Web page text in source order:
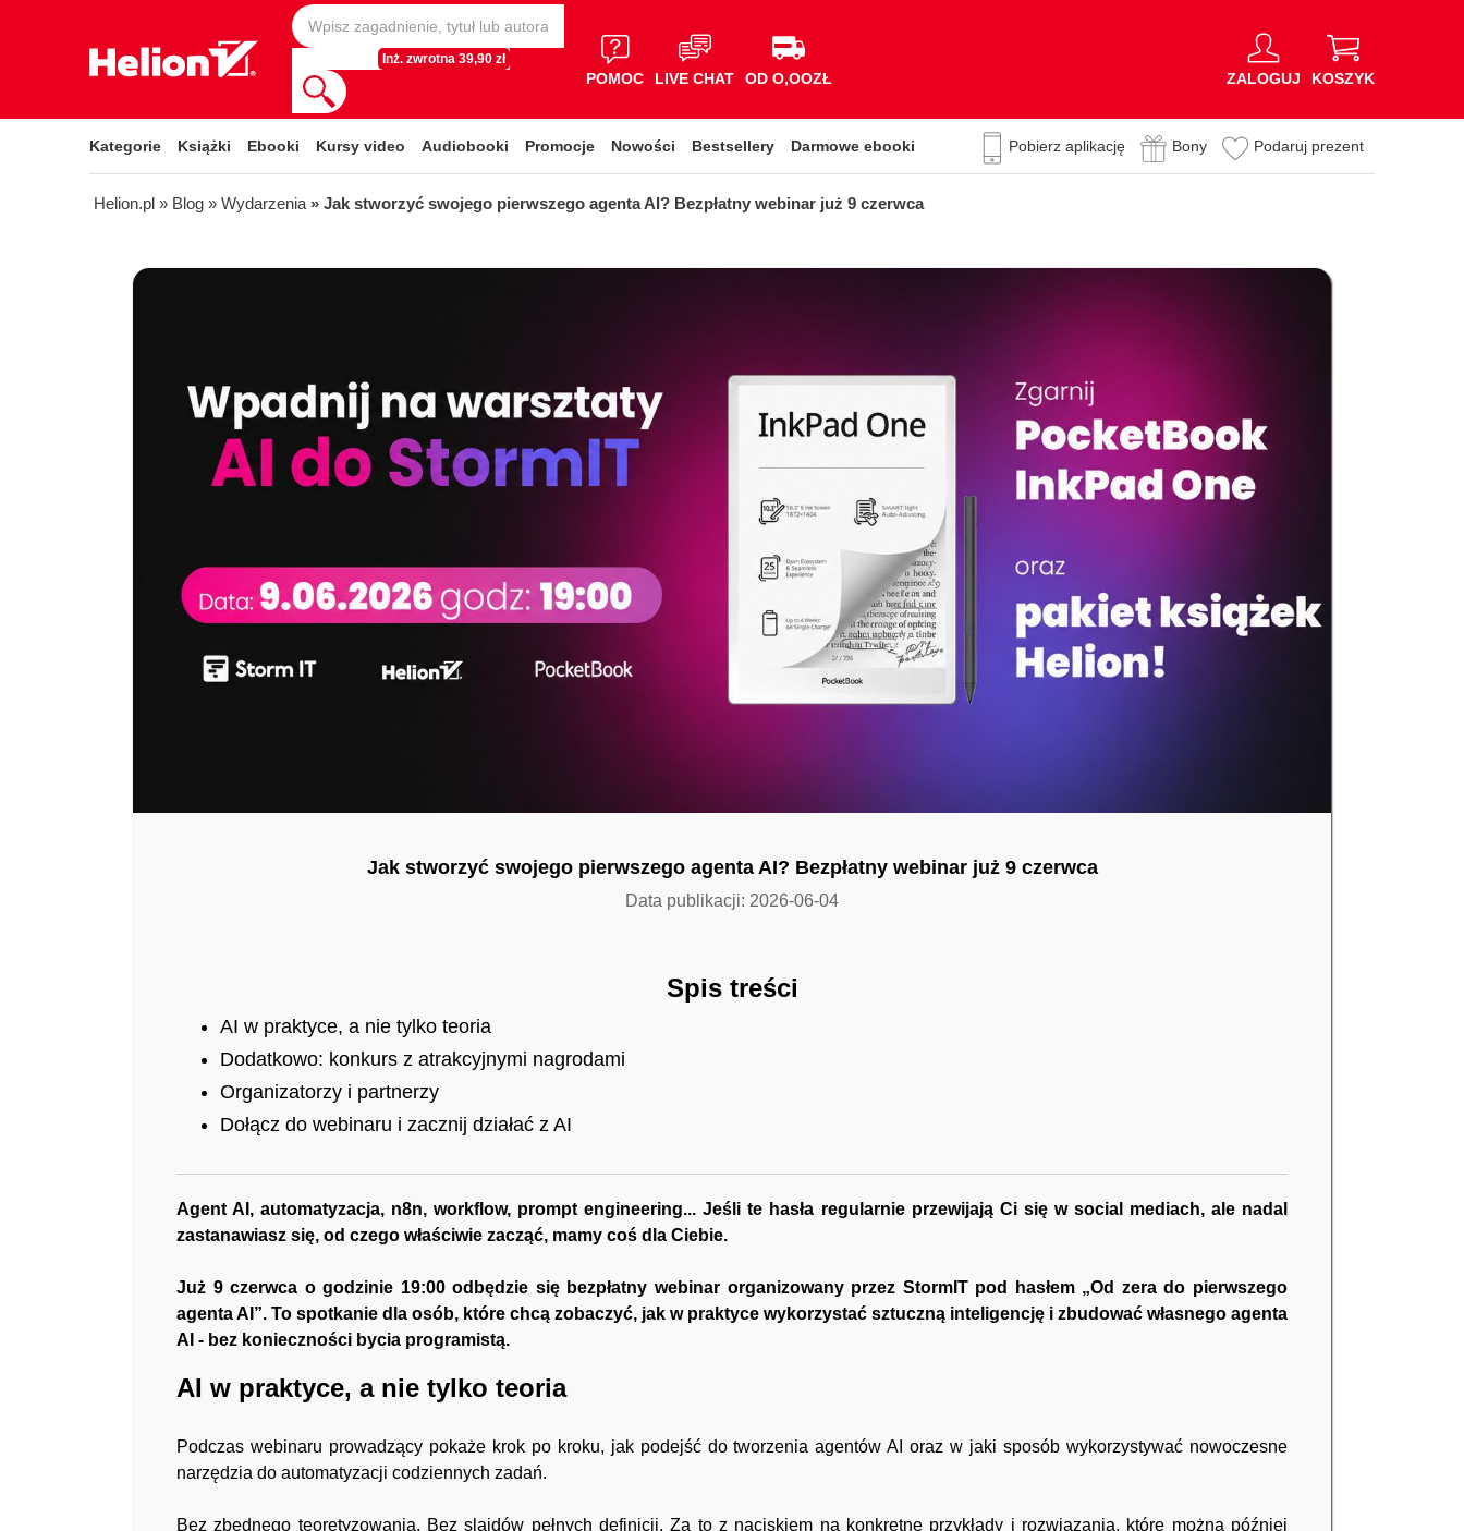
Inż. zwrotna 39,90 zł
POMOC LIVE CHAT OD O,OOZŁ ZALOGUJ KOSZYK
Kategorie Książki Ebooki Kursy video Audiobooki Promocje Nowości Bestsellery Darmowe ebooki Pobierz aplikację Bony Podaruj prezent
Helion.pl » Blog » Wydarzenia » Jak stworzyć swojego pierwszego agenta AI? Bezpłatny webinar już 9 czerwca
Jak stworzyć swojego pierwszego agenta AI? Bezpłatny webinar już 9 czerwca
Data publikacji: 2026-06-04
Spis treści
AI w praktyce, a nie tylko teoria
Dodatkowo: konkurs z atrakcyjnymi nagrodami
Organizatorzy i partnerzy
Dołącz do webinaru i zacznij działać z AI
Agent AI, automatyzacja, n8n, workflow, prompt engineering... Jeśli te hasła regularnie przewijają Ci się w social mediach, ale nadal
zastanawiasz się, od czego właściwie zacząć, mamy coś dla Ciebie.
Już 9 czerwca o godzinie 19:00 odbędzie się bezpłatny webinar organizowany przez StormIT pod hasłem „Od zera do pierwszego
agenta AI”. To spotkanie dla osób, które chcą zobaczyć, jak w praktyce wykorzystać sztuczną inteligencję i zbudować własnego agenta
AI - bez konieczności bycia programistą.
AI w praktyce, a nie tylko teoria
Podczas webinaru prowadzący pokaże krok po kroku, jak podejść do tworzenia agentów AI oraz w jaki sposób wykorzystywać nowoczesne
narzędzia do automatyzacji codziennych zadań.
Bez zbędnego teoretyzowania. Bez slajdów pełnych definicji. Za to z naciskiem na konkretne przykłady i rozwiązania, które można później